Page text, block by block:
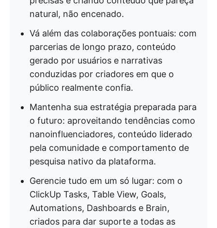
natural, não encenado.
Vá além das colaborações pontuais: com
parcerias de longo prazo, conteúdo
gerado por usuários e narrativas
conduzidas por criadores em que o
público realmente confia.
Mantenha sua estratégia preparada para
o futuro: aproveitando tendências como
nanoinfluenciadores, conteúdo liderado
pela comunidade e comportamento de
pesquisa nativo da plataforma.
Gerencie tudo em um só lugar: com o
ClickUp Tasks, Table View, Goals,
Automations, Dashboards e Brain,
criados para dar suporte a todas as